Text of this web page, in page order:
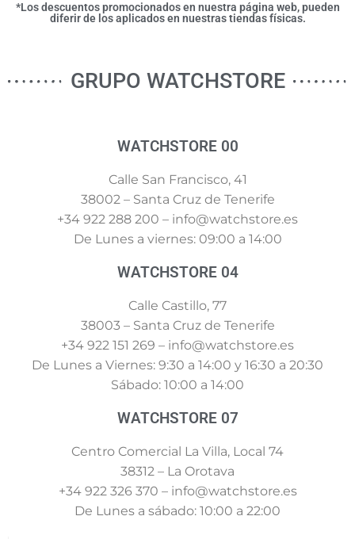
*Los descuentos promocionados en nuestra página web, pueden
diferir de los aplicados en nuestras tiendas físicas.
GRUPO WATCHSTORE
WATCHSTORE 00
Calle San Francisco, 41
38002 – Santa Cruz de Tenerife
+34 922 288 200 – info@watchstore.es
De Lunes a viernes: 09:00 a 14:00
WATCHSTORE 04
Calle Castillo, 77
38003 – Santa Cruz de Tenerife
+34 922 151 269 – info@watchstore.es
De Lunes a Viernes: 9:30 a 14:00 y 16:30 a 20:30
Sábado: 10:00 a 14:00
WATCHSTORE 07
Centro Comercial La Villa, Local 74
38312 – La Orotava
+34 922 326 370 – info@watchstore.es
De Lunes a sábado: 10:00 a 22:00